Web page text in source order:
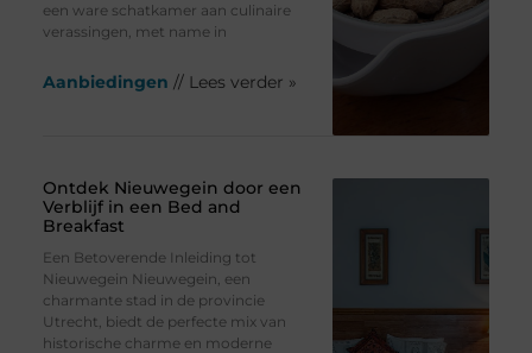
een ware schatkamer aan culinaire
verassingen, met name in
Aanbiedingen // Lees verder »
Ontdek Nieuwegein door een
Verblijf in een Bed and
Breakfast
Een Betoverende Inleiding tot
Nieuwegein Nieuwegein, een
charmante stad in de provincie
Utrecht, biedt de perfecte mix van
historische charme en moderne